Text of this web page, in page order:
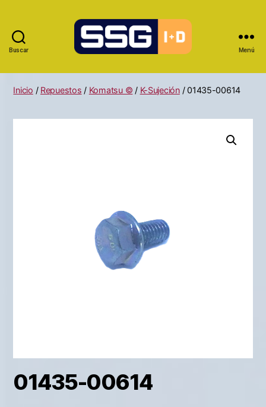
Buscar Menú
Inicio / Repuestos / Komatsu © / K-Sujeción/ 01435-00614
01435-00614